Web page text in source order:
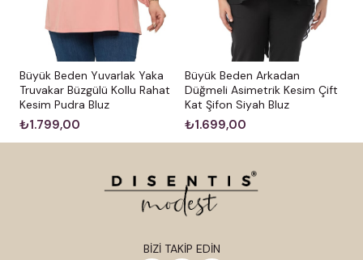
Büyük Beden Yuvarlak Yaka
Truvakar Büzgülü Kollu Rahat
Kesim Pudra Bluz
₺1.799,00
Büyük Beden Arkadan
Düğmeli Asimetrik Kesim Çift
Kat Şifon Siyah Bluz
₺1.699,00
BİZİ TAKİP EDİN